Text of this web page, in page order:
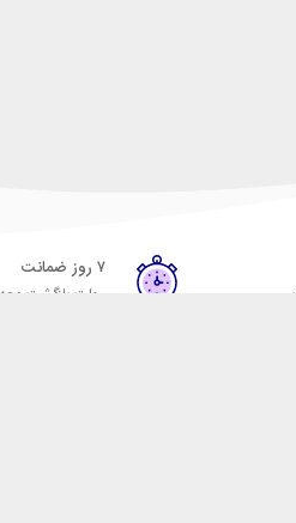
۷ روز ضمانت
مهلت بازگشت وجه